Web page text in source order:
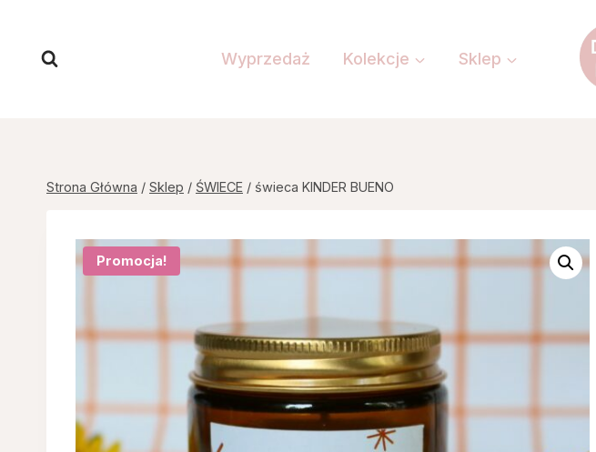
Wyprzedaż Kolekcje Sklep
Strona Główna / Sklep / ŚWIECE / świeca KINDER BUENO
Promocja!